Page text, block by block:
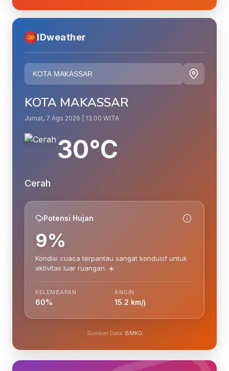
IDweather
KOTA MAKASSAR
Jumat, 7 Ags 2026 | 13.00 WITA
30°C
Cerah
Potensi Hujan
9%
Kondisi cuaca terpantau sangat kondusif untuk
aktivitas luar ruangan. ☀️
KELEMBAPAN
60%
ANGIN
15.2 km/j
Sumber Data: BMKG